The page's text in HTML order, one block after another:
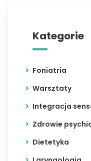
Kategorie
Foniatria
Warsztaty
Integracja
Zdrowie
Dietetyka